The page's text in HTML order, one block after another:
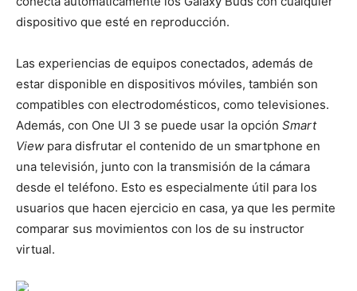
dispositivo que esté en reproducción.
Las experiencias de equipos conectados, además de
estar disponible en dispositivos móviles, también son
compatibles con electrodomésticos, como televisiones.
Además, con One UI 3 se puede usar la opción Smart
View para disfrutar el contenido de un smartphone en
una televisión, junto con la transmisión de la cámara
desde el teléfono. Esto es especialmente útil para los
usuarios que hacen ejercicio en casa, ya que les permite
comparar sus movimientos con los de su instructor
virtual.